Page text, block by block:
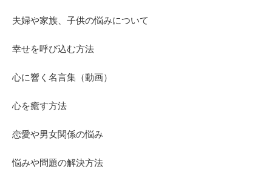
夫婦や家族、子供の悩みについて
幸せを呼び込む方法
心に響く名言集（動画）
心を癒す方法
恋愛や男女関係の悩み
悩みや問題の解決方法